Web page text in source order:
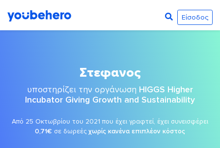
Είσοδος
Στεφανος
υποστηρίζει την οργάνωση HIGGS Higher
Incubator Giving Growth and Sustainability
Από 25 Οκτωβρίου του 2021 που έχει γραφτεί, έχει συνεισφέρει
0,71€ σε δωρεές χωρίς κανένα επιπλέον κόστος